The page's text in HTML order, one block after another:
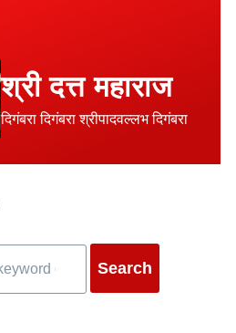
श्री दत्त महाराज
दिगंबरा दिगंबरा श्रीपादवल्लभ दिगंबरा